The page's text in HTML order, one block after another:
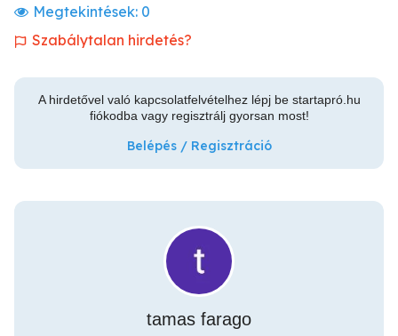
Megtekintések: 0
Szabálytalan hirdetés?
A hirdetővel való kapcsolatfelvételhez lépj be startapró.hu
fiókodba vagy regisztrálj gyorsan most!
Belépés / Regisztráció
tamas farago